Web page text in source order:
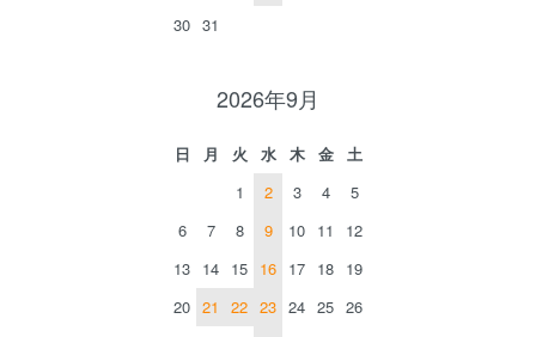
30 31
2026年9月
日 月 火 水 木 金
土
1
2 3 4
5
6
7 8 9 10 11
12
13 14 15 16 17 18 19
20 21 22 23 24 25 26